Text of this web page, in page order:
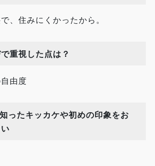
、住みにくかったから。
重視した点は？
由度
ったキッカケや初めの印象をお